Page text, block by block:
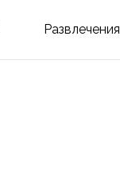
Развлечения